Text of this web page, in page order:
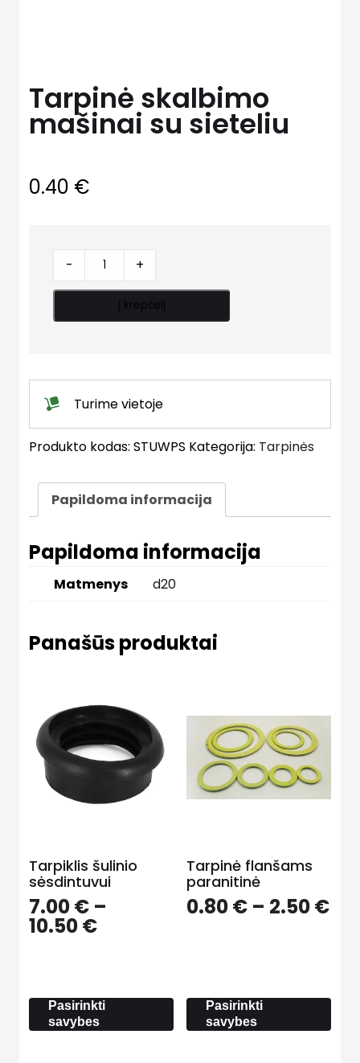
Tarpinė skalbimo
mašinai su sieteliu
0.40 €
skalbimo
su
- +
Į krepšelį
Turime vietoje
Produkto kodas: STUWPS Kategorija: Tarpinės
Papildoma informacija
Papildoma informacija
Matmenys d20
Panašūs produktai
Tarpiklis šulinio
sėsdintuvui
7.00€ –
10.50€Price
10.50 €
Pasirinkti
savybes
Tarpinė flanšams
paranitinė
0.80€ – 2.50€
Pasirinkti
savybes